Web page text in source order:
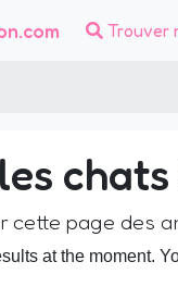
Trouver
cette page des
at the moment.